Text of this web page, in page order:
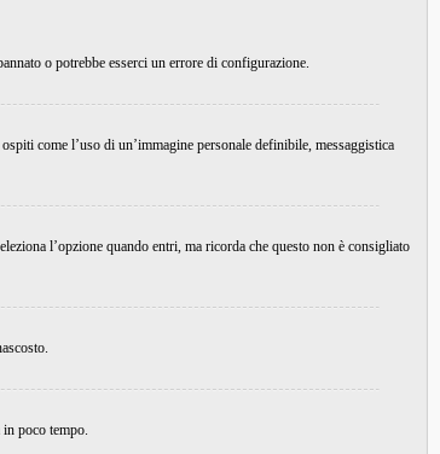
o potrebbe esserci un errore di configurazione.
come l’uso di un’immagine personale definibile, messaggistica
l’opzione quando entri, ma ricorda che questo non è consigliato
poco tempo.